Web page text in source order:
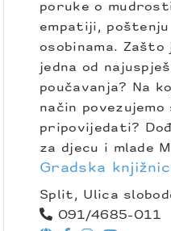
poruke o
empatiji,
osobinama.
jedna od
poučavanja? Na
način
pripovijedati?
za djecu i mlade
Gradska
Split, Ulica
091/4685-011